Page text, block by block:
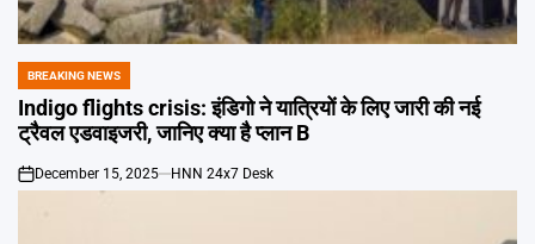
POSTED
IN
BREAKING NEWS
Indigo flights crisis: इंडिगो ने यात्रियों के लिए जारी की नई
ट्रैवल एडवाइजरी, जानिए क्या है प्लान B
on
December 15, 2025 HNN 24x7 Desk